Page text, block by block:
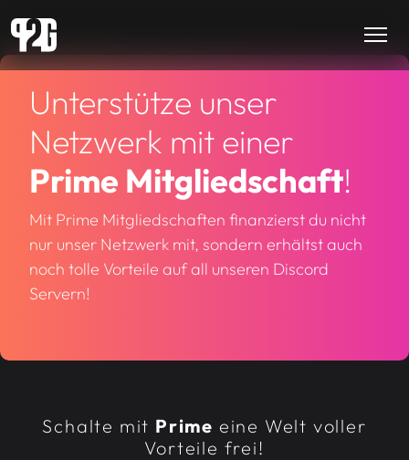
Unterstütze unser
Netzwerk mit einer
Prime Mitgliedschaft!
Mit Prime Mitgliedschaften finanzierst du nicht
nur unser Netzwerk mit, sondern erhältst auch
noch tolle Vorteile auf all unseren Discord
Servern!
Schalte mit Prime eine Welt voller
Vorteile frei!